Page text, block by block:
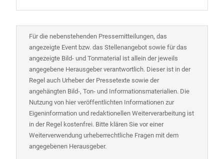
Für die nebenstehenden Pressemitteilungen, das
angezeigte Event bzw. das Stellenangebot sowie für das
angezeigte Bild- und Tonmaterial ist allein der jeweils
angegebene Herausgeber verantwortlich. Dieser ist in der
Regel auch Urheber der Pressetexte sowie der
angehängten Bild-, Ton- und Informationsmaterialien. Die
Nutzung von hier veröffentlichten Informationen zur
Eigeninformation und redaktionellen Weiterverarbeitung ist
in der Regel kostenfrei. Bitte klären Sie vor einer
Weiterverwendung urheberrechtliche Fragen mit dem
angegebenen Herausgeber.